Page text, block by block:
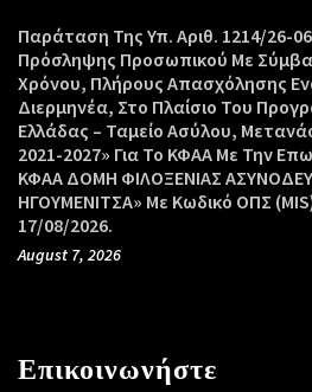
Παράταση Της Υπ. Αριθ. 1214/26-
Πρόσληψης Προσωπικού Με
Χρόνου, Πλήρους Απασχόλησης
Διερμηνέα, Στο Πλαίσιο Του
Ελλάδας – Ταμείο Ασύλου,
2021-2027» Για Το ΚΦΑΑ Με Την
ΚΦΑΑ ΔΟΜΗ ΦΙΛΟΞΕΝΙΑΣ
ΗΓΟΥΜΕΝΙΤΣΑ» Με Κωδικό ΟΠΣ
17/08/2026.
August 7, 2026
Επικοινωνήστε